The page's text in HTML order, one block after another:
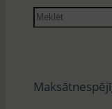
M
e
ē